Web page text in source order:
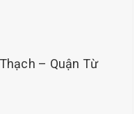
– Quận Từ